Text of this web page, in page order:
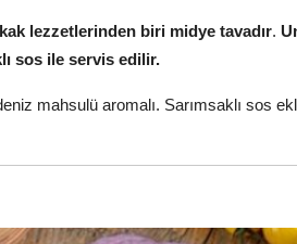
lezzetlerinden biri midye tavadır.
sos ile servis edilir.
mahsulü aromalı. Sarımsaklı sos